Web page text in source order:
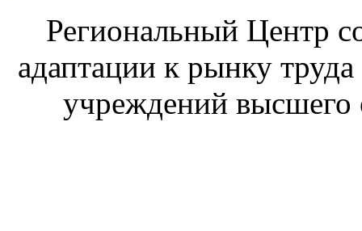
Региональный Центр
адаптации к рынку
учреждений